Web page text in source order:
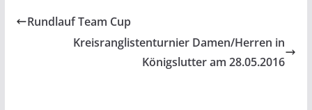
Rundlauf Team Cup
Kreisranglistenturnier Damen/Herren in
Königslutter am 28.05.2016